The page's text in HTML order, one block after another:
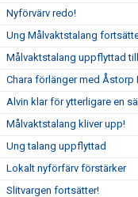
Nyförvärv redo!
Ung Målvaktstalang
Målvaktstalang uppflyttad
Chara förlänger med Åstorp
Alvin klar för ytterligare en
Målvaktstalang kliver upp!
Ung talang uppflyttad
Lokalt nyförfärv förstärker
Slitvargen fortsätter!